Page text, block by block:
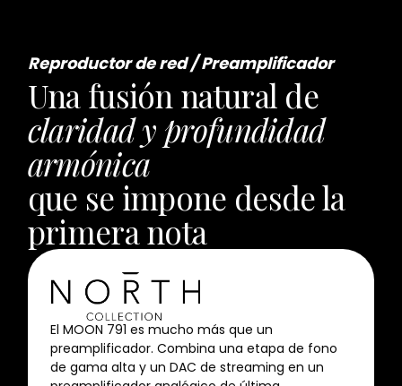
Reproductor de red / Preamplificador
Una fusión natural de
claridad y profundidad
armónica
que se impone desde la
primera nota
El MOON 791 es mucho más que un
preamplificador. Combina una etapa de fono
de gama alta y un DAC de streaming en un
productos
Accesorios
y otros
Asistencia
Contáctanos
una
tienda